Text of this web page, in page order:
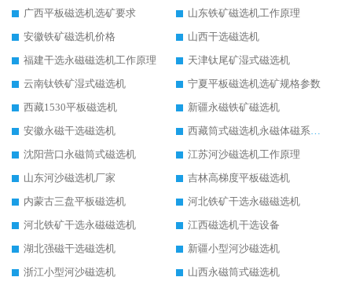
广西平板磁选机选矿要求
山东铁矿磁选机工作原理
安徽铁矿磁选机价格
山西干选磁选机
福建干选永磁磁选机工作原理
天津钛尾矿湿式磁选机
云南钛铁矿湿式磁选机
宁夏平板磁选机选矿规格参数
西藏1530平板磁选机
新疆永磁铁矿磁选机
安徽永磁干选磁选机
西藏筒式磁选机永磁体磁系设计
沈阳营口永磁筒式磁选机
江苏河沙磁选机工作原理
山东河沙磁选机厂家
吉林高梯度平板磁选机
内蒙古三盘平板磁选机
河北铁矿干选永磁磁选机
河北铁矿干选永磁磁选机
江西磁选机干选设备
湖北强磁干选磁选机
新疆小型河沙磁选机
浙江小型河沙磁选机
山西永磁筒式磁选机